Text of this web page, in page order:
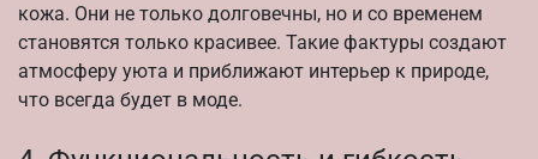
кожа. Они не только долговечны, но и со временем
становятся только красивее. Такие фактуры создают
атмосферу уюта и приближают интерьер к природе,
что всегда будет в моде.